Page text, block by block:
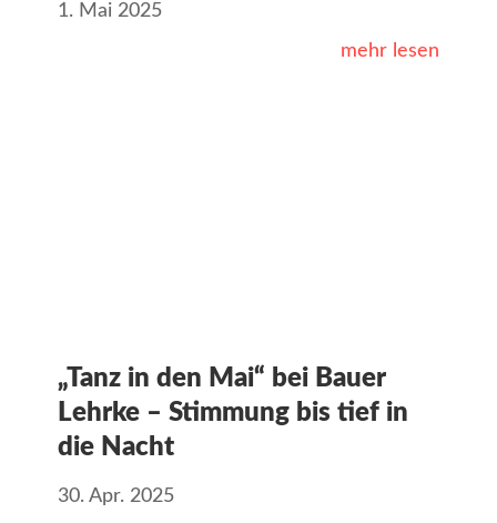
1. Mai 2025
mehr lesen
„Tanz in den Mai“ bei Bauer
Lehrke – Stimmung bis tief in
die Nacht
30. Apr. 2025